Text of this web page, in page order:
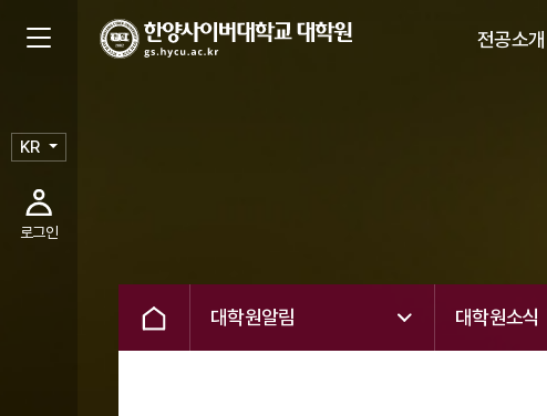
전공소개
KR
로그인
대학원알림 대학원소식